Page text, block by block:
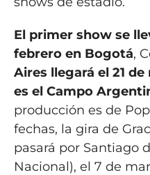
El primer show se
febrero en Bogotá,
Aires llegará el 21
es el Campo
producción es de
fechas, la gira de
pasará por Santiago
Nacional), el 7 de